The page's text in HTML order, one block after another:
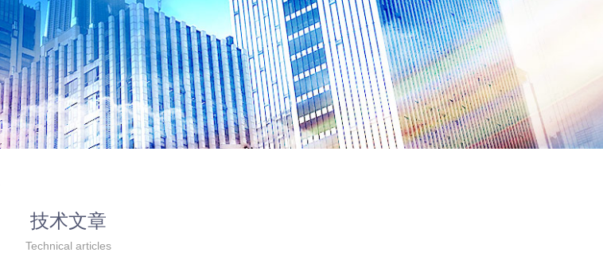
技术文章
Technical articles